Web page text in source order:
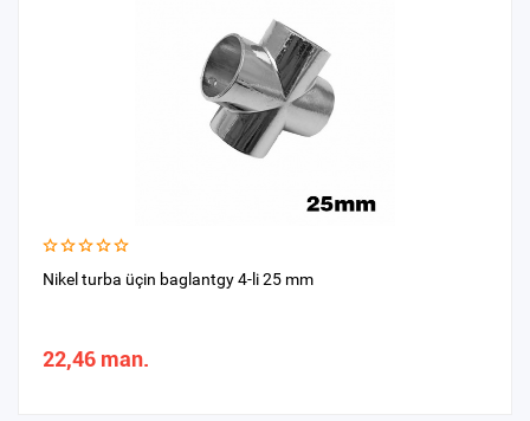
Nikel turba üçin baglantgy 4-li 25 mm
22,46 man.